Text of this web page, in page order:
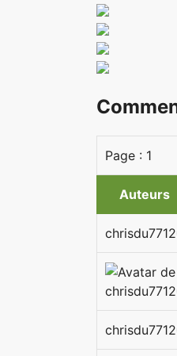
Page : 1
Auteurs